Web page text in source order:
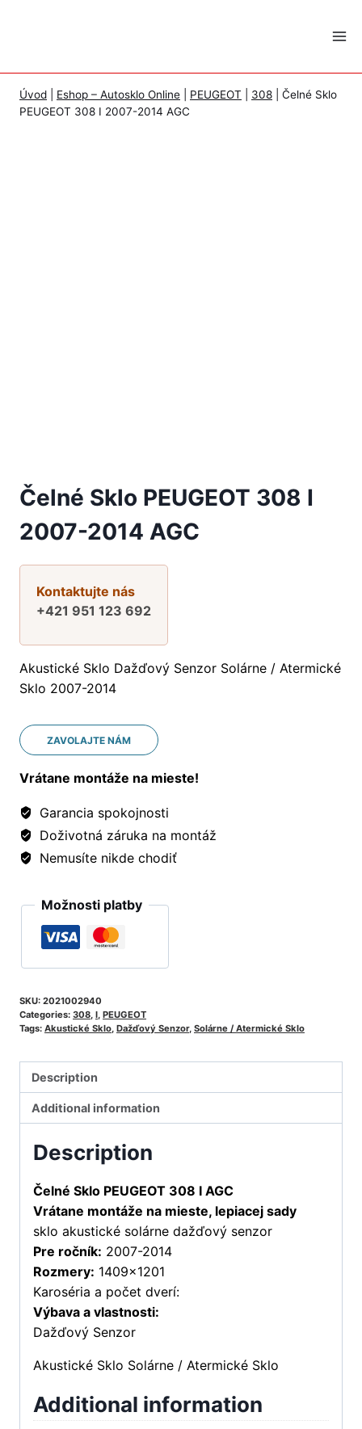
Úvod Eshop – Autosklo Online PEUGEOT 308
Čelné Sklo
PEUGEOT 308 I 2007-2014 AGC
Čelné Sklo PEUGEOT 308 I
2007-2014 AGC
Kontaktujte nás
+421 951 123 692
Akustické Sklo Dažďový Senzor Solárne / Atermické
Sklo 2007-2014
ZAVOLAJTE NÁM
Vrátane montáže na mieste!
Garancia spokojnosti
Doživotná záruka na montáž
Nemusíte nikde chodiť
Možnosti platby
SKU: 2021002940
Categories: 308 I PEUGEOT
Tags: Akustické Sklo Dažďový Senzor, Solárne / Atermické Sklo
Description
Additional information
Description
Čelné Sklo PEUGEOT 308 I AGC
Vrátane montáže na mieste, lepiacej sady
sklo akustické solárne dažďový senzor
Pre ročník: 2007-2014
Rozmery: 1409×1201
Karoséria a počet dverí:
Výbava a vlastnosti:
Dažďový Senzor
Akustické Sklo Solárne / Atermické Sklo
Additional information